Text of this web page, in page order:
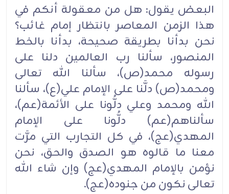
البعض يقول: هل من معقولة أنكم في
هذا الزمن المعاصر بانتظار إمام غائب؟
نحن بدأنا بطريقة صحيحة، بدأنا بالخط
المنصور، سألنا رب العالمين دلنا على
رسوله محمد(ص)، سألنا الله تعالى
ومحمد(ص) دلَّنا على الإمام علي(ع)، سألنا
الله ومحمد وعلي دلُّونا على الأئمة(عم)،
سألناهم(عم) دلُّونا على الإمام
المهدي(عج)، في كل التجارب التي مرَّت
معنا ما قالوه هو الصدق والحق، نحن
نؤمن بالإمام المهدي(عج) وإن شاء الله
تعالى نكون من جنوده(عج).